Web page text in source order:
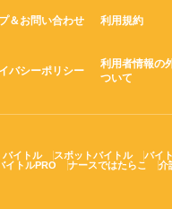
＆お問い合わせ 利用規約
バシーポリシー
利用者情報の
ついて
バイトル スポットバイトル
バイ
イトルPRO
ナースではたらこ 介